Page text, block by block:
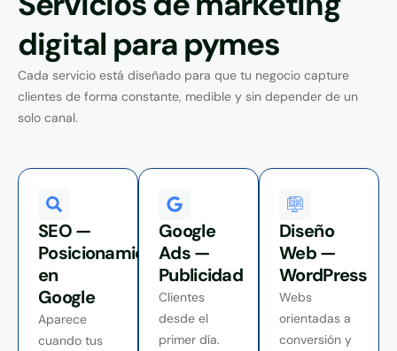
digital para pymes
Cada servicio está diseñado para que tu negocio capture
clientes de forma constante, medible y sin depender de un
solo canal.
SEO —
Posicionamiento
en
Google
Aparece
cuando tus
Google
Ads —
Publicidad
Clientes
desde el
primer día.
Diseño
Web —
WordPress
Webs
orientadas a
conversión y